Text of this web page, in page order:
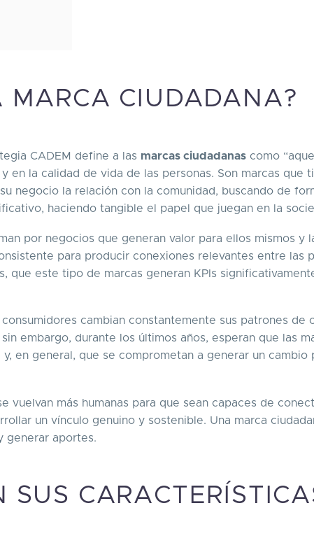
MARCA CIUDADANA?
CADEM define a las marcas ciudadanas como
en la calidad de vida de las personas. Son marcas que
negocio la relación con la comunidad, buscando de
haciendo tangible el papel que juegan en la
por negocios que generan valor para ellos mismos y
para producir conexiones relevantes entre las
que este tipo de marcas generan KPIs
cambian constantemente sus patrones de
embargo, durante los últimos años, esperan que las
en general, que se comprometan a generar un cambio
vuelvan más humanas para que sean capaces de
un vínculo genuino y sostenible. Una marca
generar aportes.
SUS